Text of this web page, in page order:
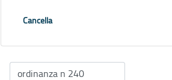
Cancella